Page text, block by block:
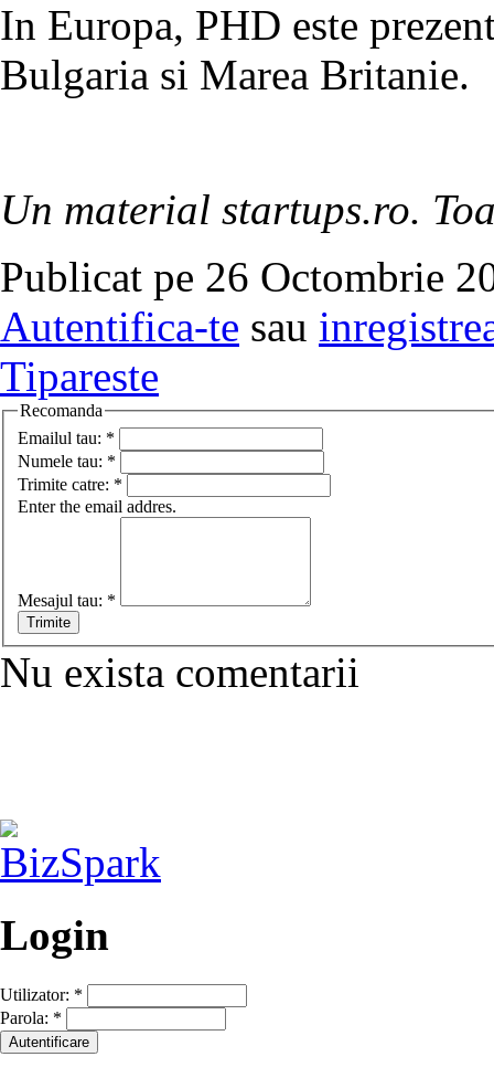
In Europa, PHD este
Bulgaria si Marea Britanie.
Un material startups.ro.
Publicat pe 26 Octombrie
Autentifica-te sau
Tipareste
Recomanda
Emailul tau: *
Numele tau: *
Trimite catre: *
Enter the email addres.
Mesajul tau: *
Nu exista comentarii
Login
Utilizator: *
Parola: *